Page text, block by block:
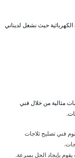
حيث نشغل لديناني
مثالية من خلال فني
فني تصليح ثلاجات
يقوم بإيجاد الحل بسرعة.